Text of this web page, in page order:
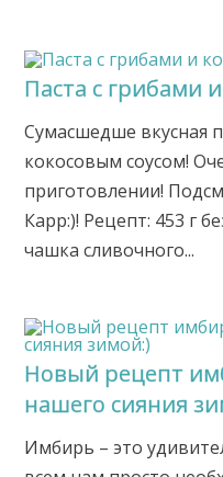
Паста с грибами
Сумасшедше вкусная
кокосовым соусом!
приготовлении!
Карр:)! Рецепт: 453 г
чашка сливочного...
Новый рецепт
нашего сияния
Имбирь – это